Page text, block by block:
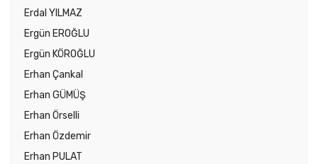
Erdal YILMAZ
Ergün EROĞLU
Ergün KÖROĞLU
Erhan Çankal
Erhan GÜMÜŞ
Erhan Örselli
Erhan Özdemir
Erhan PULAT